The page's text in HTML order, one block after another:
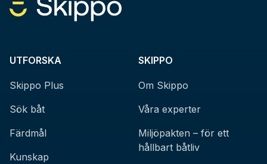
UTFORSKA
Skippo Plus
Sök båt
Färdmål
Kunskap
SKIPPO
Om Skippo
Våra experter
Miljöpakten – för ett
hållbart båtliv